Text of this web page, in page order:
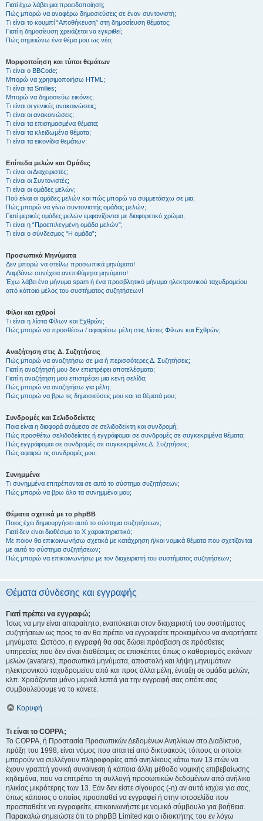
Γιατί έχω λάβει μια προειδοποίηση;
Πώς μπορώ να αναφέρω δημοσιεύσεις σε έναν συντονιστή;
Τι είναι το κουμπί “Αποθήκευση” στη δημοσίευση θέματος;
Γιατί η δημοσίευση χρειάζεται να εγκριθεί;
Πώς σημειώνω ένα θέμα μου ως νέο;
Μορφοποίηση και τύποι θεμάτων
Τι είναι ο BBCode;
Μπορώ να χρησιμοποιήσω HTML;
Τι είναι τα Smilies;
Μπορώ να δημοσιεύω εικόνες;
Τι είναι οι γενικές ανακοινώσεις;
Τι είναι οι ανακοινώσεις;
Τι είναι τα επισημασμένα θέματα;
Τι είναι τα κλειδωμένα θέματα;
Τι είναι τα εικονίδια θεμάτων;
Επίπεδα μελών και Ομάδες
Τι είναι οι Διαχειριστές;
Τι είναι οι Συντονιστές;
Τι είναι οι ομάδες μελών;
Πού είναι οι ομάδες μελών και πώς μπορώ να συμμετάσχω σε μια;
Πώς μπορώ να γίνω συντονιστής ομάδας μελών;
Γιατί μερικές ομάδες μελών εμφανίζονται με διαφορετικό χρώμα;
Τι είναι η “Προεπιλεγμένη ομάδα μελών”;
Τι είναι ο σύνδεσμος "Η ομάδα”;
Προσωπικά Μηνύματα
Δεν μπορώ να στείλω προσωπικά μηνύματα!
Λαμβάνω συνέχεια ανεπιθύμητα μηνύματα!
Έχω λάβει ένα μήνυμα spam ή ένα προσβλητικό μήνυμα ηλεκτρονικού ταχυδρομείου
από κάποιο μέλος του συστήματος συζητήσεων!
Φίλοι και εχθροί
Τι είναι η λίστα Φίλων και Εχθρών;
Πώς μπορώ να προσθέσω / αφαιρέσω μέλη στις λίστες Φίλων και Εχθρών;
Αναζήτηση στις Δ. Συζητήσεις
Πώς μπορώ να αναζητήσω σε μια ή περισσότερες Δ. Συζητήσεις;
Γιατί η αναζήτησή μου δεν επιστρέφει αποτελέσματα;
Γιατί η αναζήτηση μου επιστρέφει μια κενή σελίδα;
Πώς μπορώ να αναζητήσω για μέλη;
Πώς μπορώ να βρω τις δημοσιεύσεις μου και τα θέματά μου;
Συνδρομές και Σελιδοδείκτες
Ποια είναι η διαφορά ανάμεσα σε σελιδοδείκτη και συνδρομή;
Πώς προσθέτω σελιδοδείκτες ή εγγράφομαι σε συνδρομές σε συγκεκριμένα θέματα;
Πώς εγγράφομαι σε συνδρομές σε συγκεκριμένες Δ. Συζητήσεις;
Πώς αφαιρώ τις συνδρομές μου;
Συνημμένα
Τι συνημμένα επιτρέπονται σε αυτό το σύστημα συζητήσεων;
Πώς μπορώ να βρω όλα τα συνημμένα μου;
Θέματα σχετικά με το phpBB
Ποιος έχει δημιουργήσει αυτό το σύστημα συζητήσεων;
Γιατί δεν είναι διαθέσιμο το Χ χαρακτηριστικό;
Με ποιον θα επικοινωνήσω σχετικά με κατάχρηση ή/και νομικά θέματα που σχετίζονται
με αυτό το σύστημα συζητήσεων;
Πώς μπορώ να επικοινωνήσω με τον διαχειριστή του συστήματος συζητήσεων;
Θέματα σύνδεσης και εγγραφής
Γιατί πρέπει να εγγραφώ;
Ίσως να μην είναι απαραίτητο, εναπόκειται στον διαχειριστή του συστήματος
συζητήσεων ως προς το αν θα πρέπει να εγγραφείτε προκειμένου να αναρτήσετε
μηνύματα. Ωστόσο, η εγγραφή θα σας δώσει πρόσβαση σε πρόσθετες
υπηρεσίες που δεν είναι διαθέσιμες σε επισκέπτες όπως ο καθορισμός εικόνων
μελών (avatars), προσωπικά μηνύματα, αποστολή και λήψη μηνυμάτων
ηλεκτρονικού ταχυδρομείου από και προς άλλα μέλη, ένταξη σε ομάδα μελών,
κλπ. Χρειάζονται μόνο μερικά λεπτά για την εγγραφή σας οπότε σας
συμβουλεύουμε να το κάνετε.
Κορυφή
Τι είναι το COPPA;
Το COPPA, ή Προστασία Προσωπικών Δεδομένων Ανηλίκων στο Διαδίκτυο,
πράξη του 1998, είναι νόμος που απαιτεί από δικτυακούς τόπους οι οποίοι
μπορούν να συλλέγουν πληροφορίες από ανηλίκους κάτω των 13 ετών να
έχουν γραπτή γονική συναίνεση ή κάποια άλλη μέθοδο νομικής επιβεβαίωσης
κηδεμόνα, που να επιτρέπει τη συλλογή προσωπικών δεδομένων από ανήλικο
ηλικίας μικρότερης των 13. Εάν δεν είστε σίγουρος (-η) αν αυτό ισχύει για σας,
όπως κάποιος ο οποίος προσπαθεί να εγγραφεί ή στην ιστοσελίδα που
προσπαθείτε να εγγραφείτε, επικοινωνήστε με νομικό σύμβουλο για βοήθεια.
Παρακαλώ σημειώστε ότι το phpBB Limited και ο ιδιοκτήτης του εν λόγω